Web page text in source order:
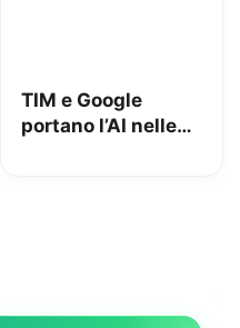
TIM e Google
portano l’AI nelle